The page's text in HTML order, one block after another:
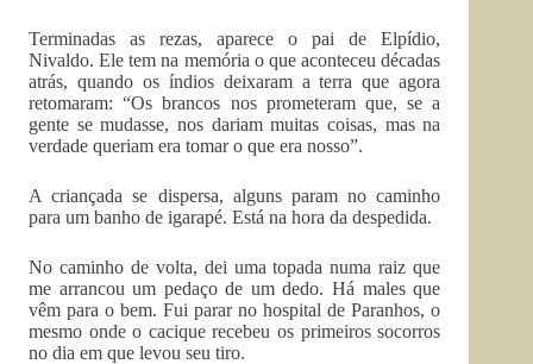
Terminadas as rezas, aparece o pai de Elpídio,
Nivaldo. Ele tem na memória o que aconteceu décadas
atrás, quando os índios deixaram a terra que agora
retomaram: “Os brancos nos prometeram que, se a
gente se mudasse, nos dariam muitas coisas, mas na
verdade queriam era tomar o que era nosso”.
A criançada se dispersa, alguns param no caminho
para um banho de igarapé. Está na hora da despedida.
No caminho de volta, dei uma topada numa raiz que
me arrancou um pedaço de um dedo. Há males que
vêm para o bem. Fui parar no hospital de Paranhos, o
mesmo onde o cacique recebeu os primeiros socorros
no dia em que levou seu tiro.